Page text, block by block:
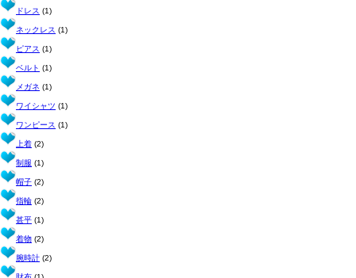
ドレス (1)
ネックレス (1)
ピアス (1)
ベルト (1)
メガネ (1)
ワイシャツ (1)
ワンピース (1)
上着 (2)
制服 (1)
帽子 (2)
指輪 (2)
甚平 (1)
着物 (2)
腕時計 (2)